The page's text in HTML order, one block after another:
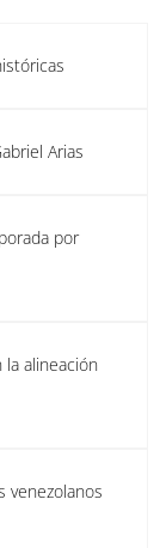
Arias
por
alineación
venezolanos